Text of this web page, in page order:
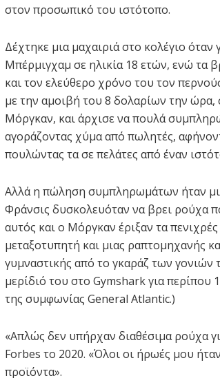
στον προσωπικό του ιστότοπο.
Δέχτηκε μια μαχαιριά στο κολέγιο
Μπέρμιγχαμ σε ηλικία 18 ετών, ενώ τα
και τον ελεύθερο χρόνο του τον
με την αμοιβή του 8 δολαρίων την ώρα,
Μόργκαν, και άρχισε να πουλά
αγοράζοντας χύμα από πωλητές,
πουλώντας τα σε πελάτες από έναν
Αλλά η πώληση συμπληρωμάτων ήταν
Φράνσις δυσκολευόταν να βρει ρούχα
αυτός και ο Μόργκαν έριξαν τα
μεταξοτυπητή και μιας ραπτομηχανής
γυμναστικής από το γκαράζ των
μερίδιό του στο Gymshark για
της συμφωνίας General Atlantic.)
«Απλώς δεν υπήρχαν διαθέσιμα ρούχα
Forbes το 2020. «Όλοι οι ήρωές μου
προϊόντα».